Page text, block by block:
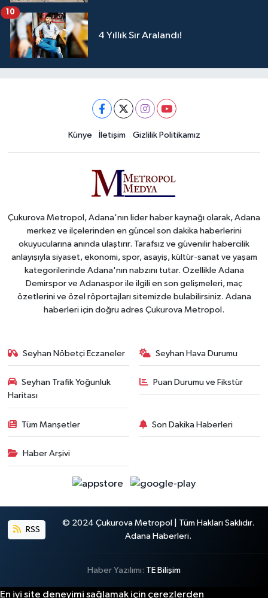
4 Yıllık Sır Aralandı!
10
Künye İletişim Gizlilik Politikamız
Çukurova Metropol, Adana'nın lider haber kaynağı olarak, Adana
merkez ve ilçelerinden en güncel son dakika haberlerini
okuyucularına anında ulaştırır. Tarafsız ve güvenilir habercilik
anlayışıyla siyaset, ekonomi, spor, asayiş, kültür-sanat ve yaşam
kategorilerinde Adana'nın nabzını tutar. Özellikle Adana
Demirspor ve Adanaspor ile ilgili en son gelişmeleri, maç
özetlerini ve özel röportajları sitemizde bulabilirsiniz. Adana
haberleri için doğru adres Çukurova Metropol.
Seyhan Nöbetçi Eczaneler Seyhan Hava Durumu
Seyhan Trafik Yoğunluk
Haritası
Puan Durumu ve Fikstür
Tüm Manşetler Son Dakika Haberleri
Haber Arşivi
RSS
© 2024 Çukurova Metropol | Tüm Hakları Saklıdır.
Adana Haberleri.
Haber Yazılımı: TE Bilişim
En iyi site deneyimi sağlamak için çerezlerden